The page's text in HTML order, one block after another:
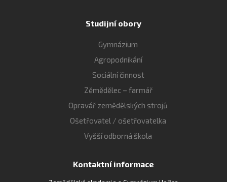
Studijní obory
Gymnázium
Agropodnikání
Sociální činnost
Zěmědělec – farmář
Opravář zemědělských strojů
Ošetřovatel / ošetřovatelka
Vyšší odborná škola
Kontaktní informace